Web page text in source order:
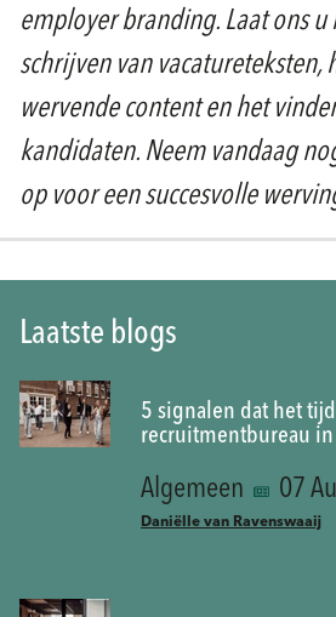
employer branding. Laat ons
schrijven van vacatureteksten,
wervende content en het
kandidaten. Neem vandaag
op voor een succesvolle
Laatste blogs
5 signalen dat het
recruitmentbureau in
Algemeen 07
Daniëlle van Ravenswaaij